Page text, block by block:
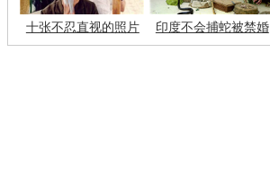
十张不忍直视的照片 印度不会捕蛇被禁婚